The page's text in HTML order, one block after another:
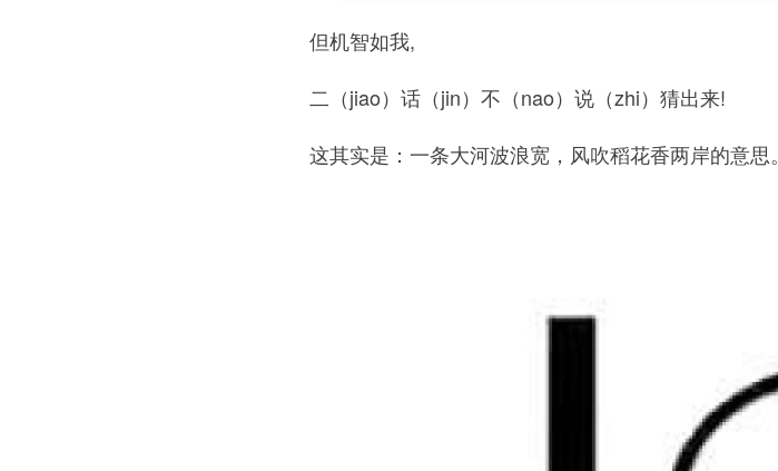
但机智如我,
二（jiao）话（jin）不（nao）说（zhi）猜出来!
这其实是： 一条大河波浪宽，风吹稻花香两岸的意思。